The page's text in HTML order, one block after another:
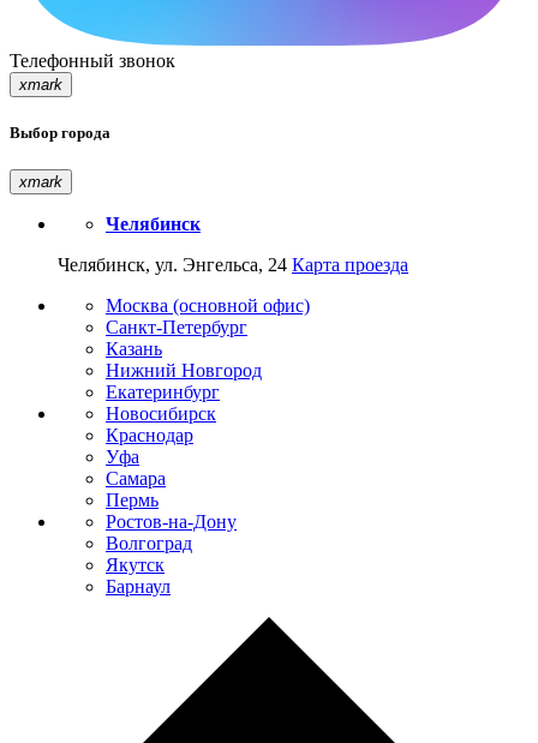
Телефонный звонок
xmark
Выбор города
xmark
Челябинск
Челябинск, ул. Энгельса, 24 Карта проезда
Москва (основной офис)
Санкт-Петербург
Казань
Нижний Новгород
Екатеринбург
Новосибирск
Краснодар
Уфа
Самара
Пермь
Ростов-на-Дону
Волгоград
Якутск
Барнаул